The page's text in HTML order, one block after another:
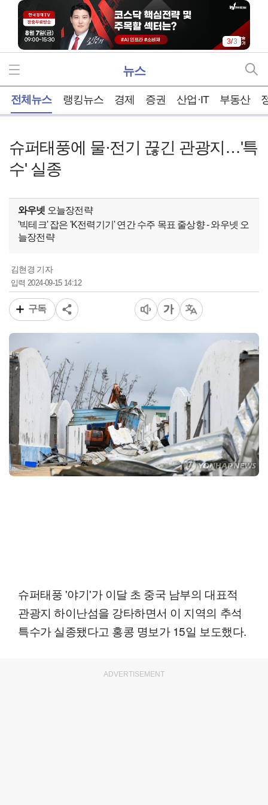
3/3
뉴스
전체뉴스 랭킹뉴스 경제 증권 산업·IT 부동산
슈퍼태풍에 물·전기 끊긴 관광지…'특
수' 실종
와우넷 오늘장전략
'빅테크' 잡은 'K전력기기' 연간 수주 목표 줄상향 - 와우넷 오
늘장전략
김현경 기자
입력 2024-09-15 14:12
구독
슈퍼태풍 '야기'가 이달 초 중국 남부의 대표적
관광지 하이난섬을 강타하면서 이 지역의 추석
특수가 실종됐다고 홍콩 명보가 15일 보도했다.
ADVERTISEMENT